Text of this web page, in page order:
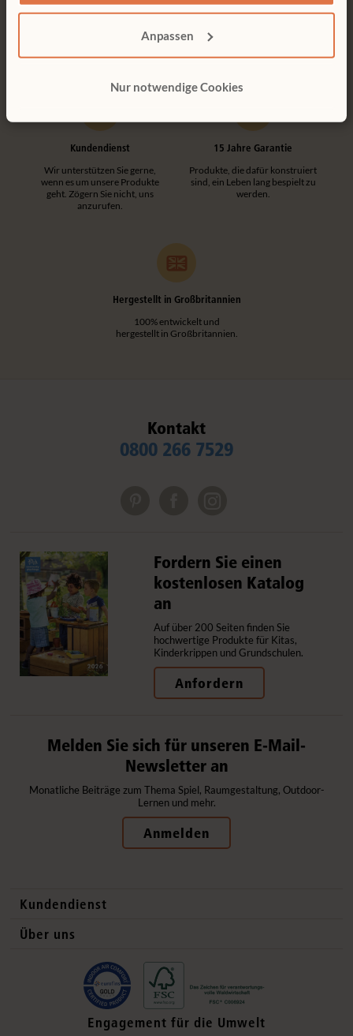
Anpassen
Nur notwendige Cookies
Konstruktionen machen jede
Montage einfach und
werkzeuglos.
Kundendienst
Wir unterstützen Sie gerne,
wenn es um unsere Produkte
geht. Zögern Sie nicht, uns
anzurufen.
15 Jahre Garantie
Produkte, die dafür konstruiert
sind, ein Leben lang bespielt zu
werden.
Hergestellt in Großbritannien
100% entwickelt und
hergestellt in Großbritannien.
Kontakt
0800 266 7529
Fordern Sie einen
kostenlosen Katalog
an
Auf über 200 Seiten finden Sie
hochwertige Produkte für Kitas,
Kinderkrippen und Grundschulen.
Anfordern
Melden Sie sich für unseren E-Mail-
Newsletter an
Monatliche Beiträge zum Thema Spiel, Raumgestaltung, Outdoor-
Lernen und mehr.
Anmelden
Kundendienst
Kontaktdaten
Häufig gestellte Fragen
Datenschutzerklärung
Über uns
Qualitätsprodukte
Gesund und sicher
Flexible Einrichtung
Ökologisch verantwortlich
Engagement für die Umwelt